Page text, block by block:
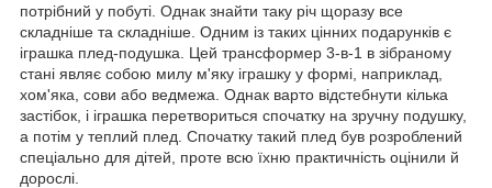
потрібний у побуті. Однак знайти таку річ щоразу все
складніше та складніше. Одним із таких цінних подарунків є
іграшка плед-подушка. Цей трансформер 3-в-1 в зібраному
стані являє собою милу м'яку іграшку у формі, наприклад,
хом'яка, сови або ведмежа. Однак варто відстебнути кілька
застібок, і іграшка перетвориться спочатку на зручну подушку,
а потім у теплий плед. Спочатку такий плед був розроблений
спеціально для дітей, проте всю їхню практичність оцінили й
дорослі.